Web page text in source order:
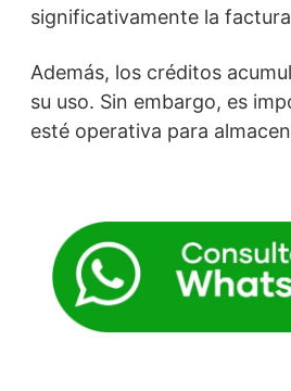
significativamente la
Además, los créditos
su uso. Sin embargo, es
esté operativa para